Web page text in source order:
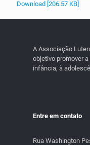
Download [206.57 KB]
A Associação
objetivo promover
infância, à
Entre em contato
Rua Washington